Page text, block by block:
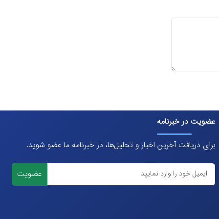
عضویت در خبرنامه
برای دریافت آخرین اخبار و تحلیل‌ها، در خبرنامه ما عضو شوید.
عضویت